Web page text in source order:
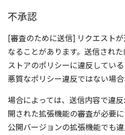
不承認
[審査のために送信] リクエスト
なることがあります。送信され
ストアのポリシーに違反している
悪質なポリシー違反ではない場合
場合によっては、送信内容で違
開された拡張機能の審査が必要に
公開バージョンの拡張機能でも違